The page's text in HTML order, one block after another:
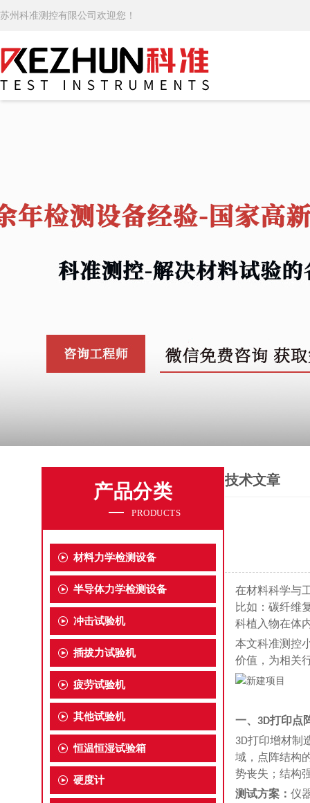
苏州科准测控有限公司欢迎您！
产品分类
PRODUCTS
材料力学检测设备
半导体力学检测设备
冲击试验机
插拔力试验机
疲劳试验机
其他试验机
恒温恒湿试验箱
硬度计
技术文章
在材料科学与
比如： 碳纤维
科植入物在体
本文科准测控
价值， 为相关
一、3D打印点
3D打印增材制
域，点阵结构
势丧失；结构
测试方案： 仪